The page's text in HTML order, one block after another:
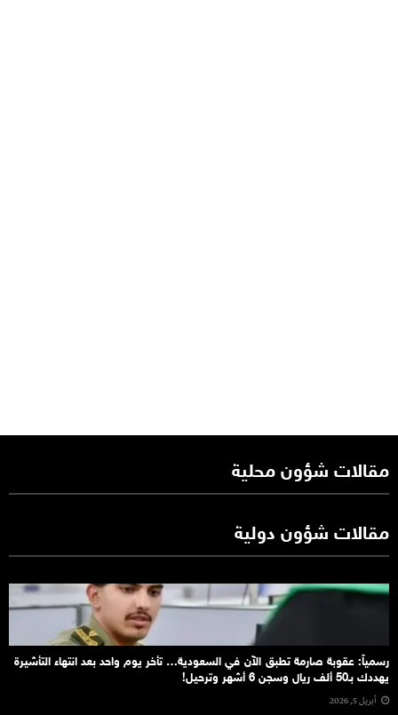
مقالات شؤون محلية
مقالات شؤون دولية
رسمياً: عقوبة صارمة تطبق الآن في السعودية… تأخر يوم واحد بعد انتهاء التأشيرة
يهددك بـ50 ألف ريال وسجن 6 أشهر وترحيل!
أبريل 5, 2026